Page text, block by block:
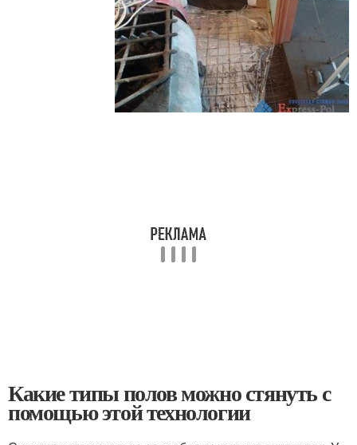
Какие типы полов можно стянуть с
помощью этой технологии